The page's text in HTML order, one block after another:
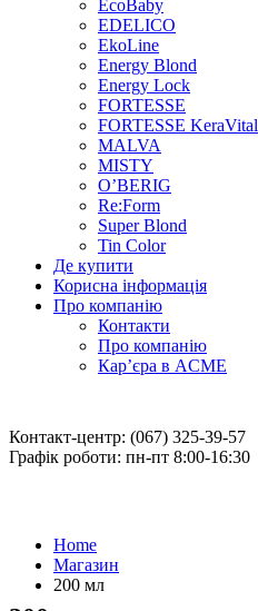
EcoBaby
EDELICO
EkoLine
Energy Blond
Energy Lock
FORTESSE
FORTESSE KeraVital
MALVA
MISTY
O’BERIG
Re:Form
Super Blond
Tin Color
Де купити
Корисна інформація
Про компанію
Контакти
Про компанію
Кар’єра в ACME
Контакт-центр: (067) 325-39-57
Графік роботи: пн-пт 8:00-16:30
Home
Магазин
200 мл